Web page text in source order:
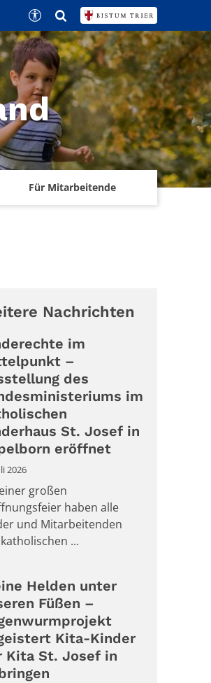
Für Mitarbeitende
Nachrichten
im
–
des
im
St. Josef in
eröffnet
2026
großen
haben alle
und Mitarbeitenden
...
Helden unter
Füßen –
Kita-Kinder
Kita St. Josef in